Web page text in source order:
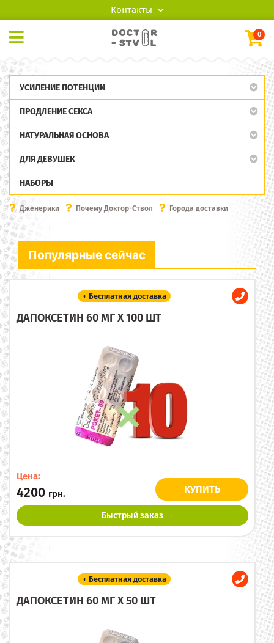
Контакты
0
УСИЛЕНИЕ ПОТЕНЦИИ
ПРОДЛЕНИЕ СЕКСА
НАТУРАЛЬНАЯ ОСНОВА
ДЛЯ ДЕВУШЕК
НАБОРЫ
Дженерики Почему Доктор-Ствол Города доставки
Популярные сейчас
+ Бесплатная доставка
ДАПОКСЕТИН 60 МГ X 100 ШТ
Цена:
4200 грн. КУПИТЬ
Быстрый заказ
+ Бесплатная доставка
ДАПОКСЕТИН 60 МГ X 50 ШТ